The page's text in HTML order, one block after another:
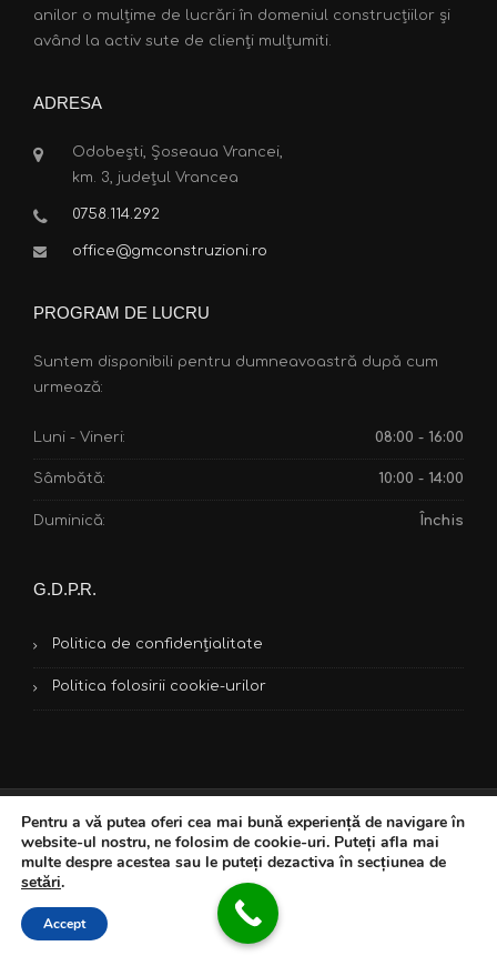
anilor o mulțime de lucrări în domeniul construcțiilor și
având la activ sute de clienți mulțumiti.
ADRESA
Odobești, Șoseaua Vrancei,
km. 3, județul Vrancea
0758.114.292
office@gmconstruzioni.ro
PROGRAM DE LUCRU
Suntem disponibili pentru dumneavoastră după cum
urmează:
Luni - Vineri: 08:00 - 16:00
Sâmbătă: 10:00 - 14:00
Duminică: Închis
G.D.P.R.
Politica de confidențialitate
Politica folosirii cookie-urilor
Copyright © 2018 GM Construzioni. Toate drepturile sunt
rezervate. Website creat deDynamic Media .
Echipa noastră
Contact
Pentru a vă putea oferi cea mai bună experiență de navigare în
website-ul nostru, ne folosim de cookie-uri. Puteți afla mai
multe despre acestea sau le puteți dezactiva în secțiunea de
setări.
Accept